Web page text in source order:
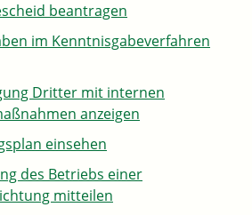
beantragen
im Kenntnisgabeverfahren
Dritter mit internen
anzeigen
einsehen
des Betriebs einer
mitteilen